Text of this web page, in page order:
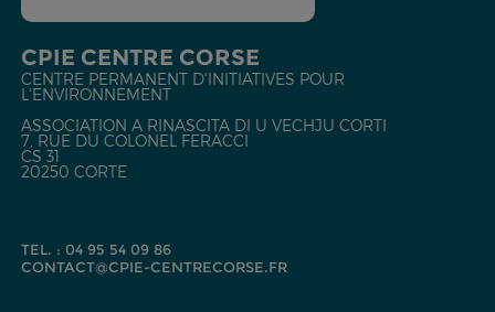
CPIE CENTRE CORSE
CENTRE PERMANENT D'INITIATIVES POUR
L'ENVIRONNEMENT
ASSOCIATION A RINASCITA DI U VECHJU CORTI
7, RUE DU COLONEL FERACCI
CS 31
20250 CORTE
TEL. : 04 95 54 09 86
CONTACT@CPIE-CENTRECORSE.FR